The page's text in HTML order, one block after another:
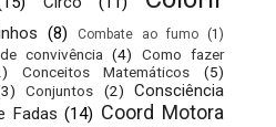
(8) Combate ao fumo (1)
convivência (4)
Como fazer
Conceitos Matemáticos
(5)
Conjuntos (2)
Consciência
Fadas (14) Coord Motora